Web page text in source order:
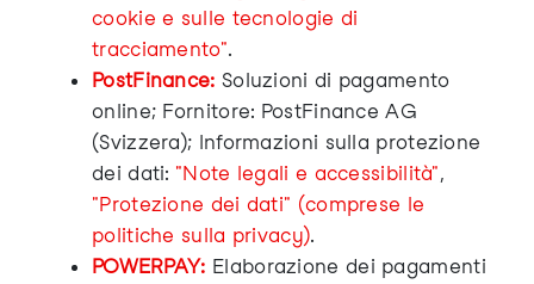
cookie e sulle tecnologie di
tracciamento".
PostFinance: Soluzioni di pagamento
online; Fornitore: PostFinance AG
(Svizzera); Informazioni sulla protezione
dei dati: "Note legali e accessibilità",
"Protezione dei dati" (comprese le
politiche sulla privacy).
POWERPAY: Elaborazione dei pagamenti